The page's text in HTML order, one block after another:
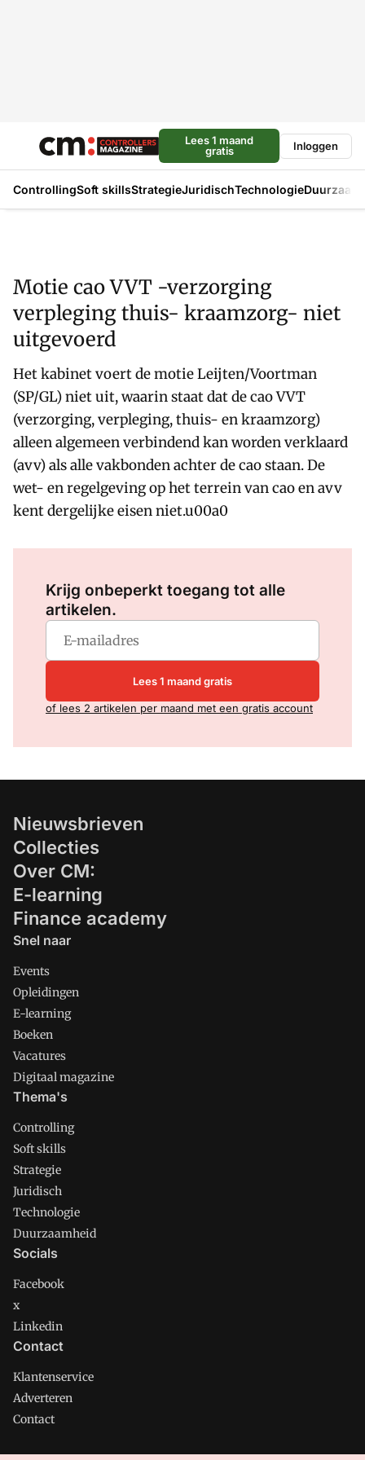
Lees 1 maand
gratis
Inloggen
ControllingSoft skillsStrategieJuridischTechnologie
Motie cao VVT -verzorging
verpleging thuis- kraamzorg- niet
uitgevoerd
Het kabinet voert de motie Leijten/Voortman
(SP/GL) niet uit, waarin staat dat de cao VVT
(verzorging, verpleging, thuis- en kraamzorg)
alleen algemeen verbindend kan worden verklaard
(avv) als alle vakbonden achter de cao staan. De
wet- en regelgeving op het terrein van cao en avv
kent dergelijke eisen niet.u00a0
Krijg onbeperkt toegang tot alle
artikelen.
Lees 1 maand gratis
of lees 2 artikelen per maand met een gratis account
Nieuwsbrieven
Collecties
Over CM:
E-learning
Finance academy
Snel naar
Events
Opleidingen
E-learning
Boeken
Vacatures
Digitaal magazine
Thema's
Controlling
Soft skills
Strategie
Juridisch
Technologie
Duurzaamheid
Socials
Facebook
x
Linkedin
Contact
Klantenservice
Adverteren
Contact